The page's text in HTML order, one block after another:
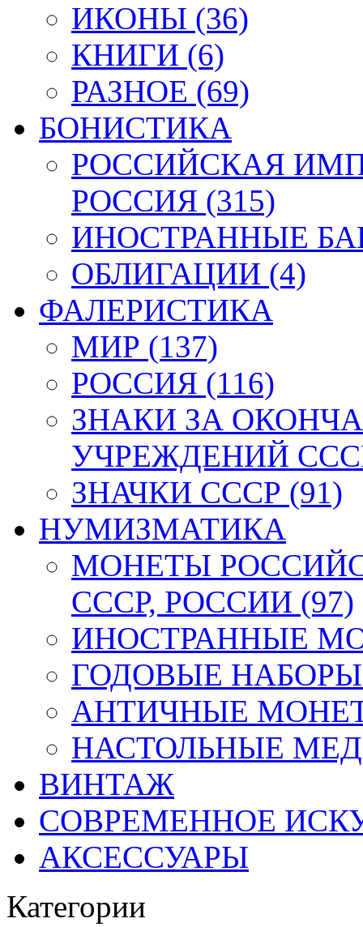
ИКОНЫ (36)
КНИГИ (6)
РАЗНОЕ (69)
БОНИСТИКА
РОССИЙСКАЯ
РОССИЯ (315)
ИНОСТРАННЫЕ
ОБЛИГАЦИИ (4)
ФАЛЕРИСТИКА
МИР (137)
РОССИЯ (116)
ЗНАКИ ЗА
УЧРЕЖДЕНИЙ
ЗНАЧКИ СССР (91)
НУМИЗМАТИКА
МОНЕТЫ
СССР, РОССИИ (97)
ИНОСТРАННЫЕ
ГОДОВЫЕ НАБОРЫ
АНТИЧНЫЕ
НАСТОЛЬНЫЕ
ВИНТАЖ
СОВРЕМЕННОЕ
АКСЕССУАРЫ
Категории